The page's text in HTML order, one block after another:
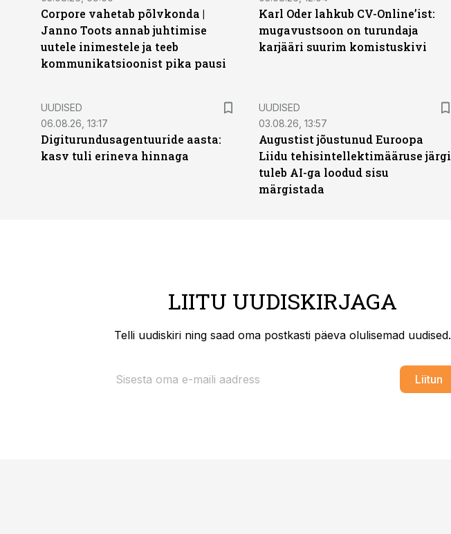
Corpore vahetab põlvkonda |
Janno Toots annab juhtimise
uutele inimestele ja teeb
kommunikatsioonist pika pausi
Karl Oder lahkub CV-Online’ist:
mugavustsoon on turundaja
karjääri suurim komistuskivi
UUDISED
06.08.26, 13:17
Digiturundusagentuuride aasta:
kasv tuli erineva hinnaga
UUDISED
03.08.26, 13:57
Augustist jõustunud Euroopa
Liidu tehisintellektimääruse järgi
tuleb AI-ga loodud sisu
märgistada
LIITU UUDISKIRJAGA
Telli uudiskiri ning saad oma postkasti päeva olulisemad uudised.
Liitun